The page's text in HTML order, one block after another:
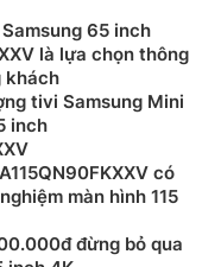
kế tinh tế, chất
công nghệ tiên
bao gồm QLED,
mang đến cho
vời với độ sắc
tương tác thông
năng thông minh
người dùng truy cập
65 inch
là lựa chọn thông
khách
tivi Samsung Mini
inch
có
màn hình 115
đừng bỏ qua